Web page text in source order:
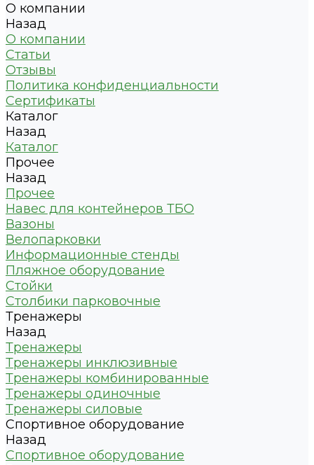
О компании
Назад
О компании
Статьи
Отзывы
Политика конфиденциальности
Сертификаты
Каталог
Назад
Каталог
Прочее
Назад
Прочее
Навес для контейнеров ТБО
Вазоны
Велопарковки
Информационные стенды
Пляжное оборудование
Стойки
Столбики парковочные
Тренажеры
Назад
Тренажеры
Тренажеры инклюзивные
Тренажеры комбинированные
Тренажеры одиночные
Тренажеры силовые
Спортивное оборудование
Назад
Спортивное оборудование